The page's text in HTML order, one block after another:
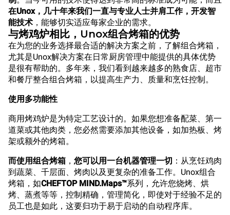
在Unox，几十年来我们一直与专业人士并肩工作，开发智
能技术 ，能够切实适应每家企业的需求。
与烤鸡炉相比，Unox组合烤箱的优势
在为您的业务选择最合适的解决方案之前，了解组合烤箱，
尤其是Unox解决方案在日常厨房管理中能提供的具体优势
是很有帮助的。多年来，我们看到越来越多的熟食店、超市
和餐厅整合组合烤箱，以提高生产力、质量和烹饪控制。
使用多功能性
商用烤鸡炉是为特定工艺设计的。如果您想准备配菜、第一
道菜或其他肉类，您必然需要添加其他设备，如加热板、烤
架或额外的烤箱。
而使用组合烤箱 ， 您可以用一台机器管理一切 ：从烹饪鸡肉
到蔬菜、千层面、烤肉以及更复杂的准备工作。Unox组合
烤箱，如CHEFTOP MIND.Maps™系列，允许您烧烤、烘
烤、蒸煮等等，控制精确，管理简化，即使对于经验不足的
员工也是如此，这要归功于易于启动的自动程序库。